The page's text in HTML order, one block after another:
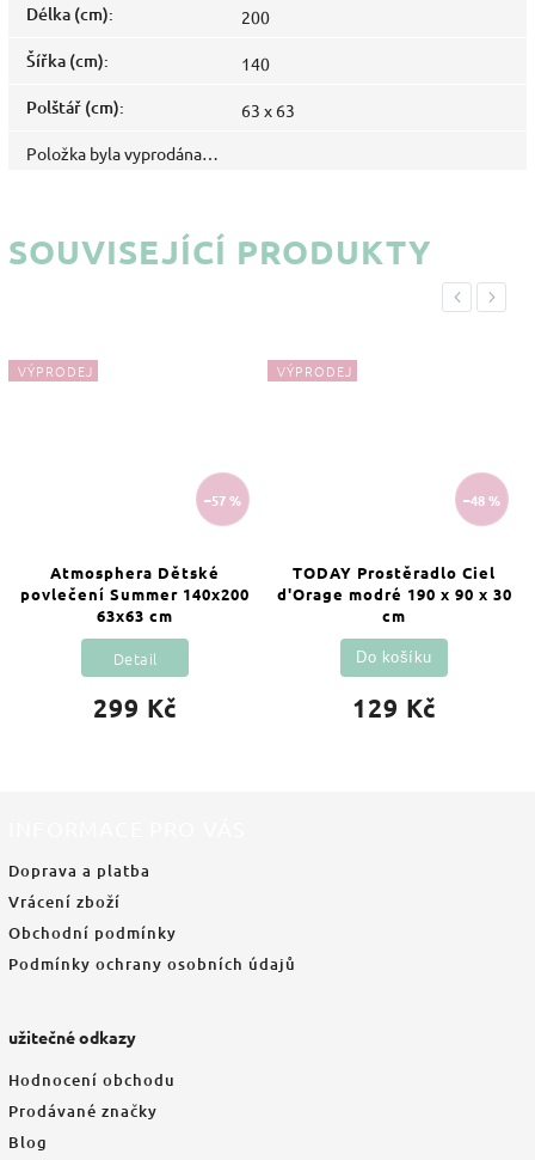
Délka (cm): 200
Šířka (cm): 140
Polštář (cm):
63 x 63
Položka byla vyprodána…
SOUVISEJÍCÍ PRODUKTY
Previous
VÝPRODEJ
–57 %
Atmosphera Dětské
povlečení Summer 140x200
63x63 cm
299 Kč
Detail
VÝPRODEJ
–48 %
TODAY Prostěradlo Ciel
d'Orage modré 190 x 90 x 30
cm
129 Kč
Do košíku
Next
Doprava a platba
Vrácení zboží
Obchodní podmínky
Podmínky ochrany osobních údajů
užitečné odkazy
Hodnocení obchodu
Prodávané značky
Blog